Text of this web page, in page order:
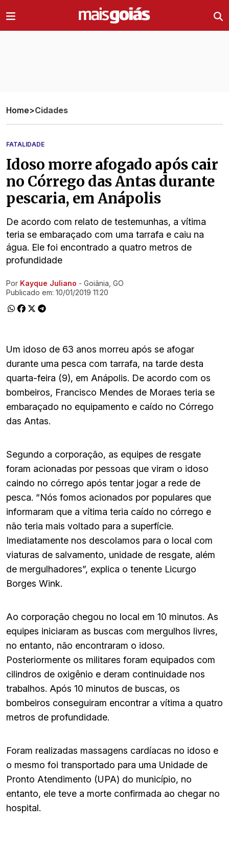
Home>Cidades
FATALIDADE
Idoso morre afogado após cair
no Córrego das Antas durante
pescaria, em Anápolis
De acordo com relato de testemunhas, a vítima
teria se embaraçado com uma tarrafa e caiu na
água. Ele foi encontrado a quatro metros de
profundidade
Ir direto pra matéria
Por Kayque Juliano - Goiânia, GO
Publicado em: 10/01/2019 11:20
Um idoso de 63 anos morreu após se afogar
durante uma pesca com tarrafa, na tarde desta
quarta-feira (9), em Anápolis. De acordo com os
bombeiros, Francisco Mendes de Moraes teria se
embaraçado no equipamento e caído no Córrego
das Antas.
Segundo a corporação, as equipes de resgate
foram acionadas por pessoas que viram o idoso
caindo no córrego após tentar jogar a rede de
pesca. “Nós fomos acionados por populares que
informaram que a vítima teria caído no córrego e
não teria mais voltado para a superfície.
Imediatamente nos descolamos para o local com
viaturas de salvamento, unidade de resgate, além
de mergulhadores”, explica o tenente Licurgo
Borges Wink.
Ao corporação chegou no local em 10 minutos. As
equipes iniciaram as buscas com mergulhos livres,
no entanto, não encontraram o idoso.
Posteriormente os militares foram equipados com
cilindros de oxigênio e deram continuidade nos
trabalhos. Após 10 minutos de buscas, os
bombeiros conseguiram encontrar a vítima a quatro
metros de profundidade.
Foram realizadas massagens cardíacas no idoso e
o mesmo foi transportado para uma Unidade de
Pronto Atendimento (UPA) do município, no
entanto, ele teve a morte confirmada ao chegar no
hospital.